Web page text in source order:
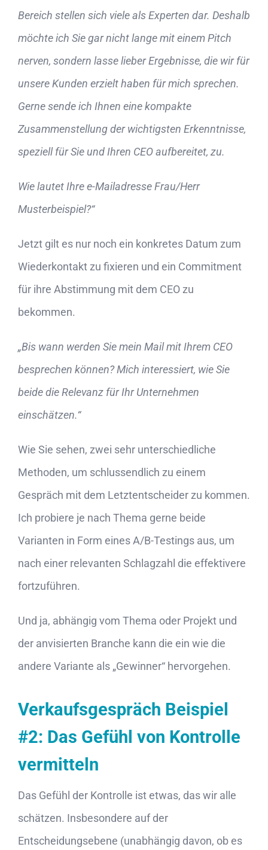
Bereich stellen sich viele als Experten dar. Deshalb
möchte ich Sie gar nicht lange mit einem Pitch
nerven, sondern lasse lieber Ergebnisse, die wir für
unsere Kunden erzielt haben für mich sprechen.
Gerne sende ich Ihnen eine kompakte
Zusammenstellung der wichtigsten Erkenntnisse,
speziell für Sie und Ihren CEO aufbereitet, zu.
Wie lautet Ihre e-Mailadresse Frau/Herr
Musterbeispiel?“
Jetzt gilt es nur noch ein konkretes Datum zum
Wiederkontakt zu fixieren und ein Commitment
für ihre Abstimmung mit dem CEO zu
bekommen.
„Bis wann werden Sie mein Mail mit Ihrem CEO
besprechen können? Mich interessiert, wie Sie
beide die Relevanz für Ihr Unternehmen
einschätzen.“
Wie Sie sehen, zwei sehr unterschiedliche
Methoden, um schlussendlich zu einem
Gespräch mit dem Letztentscheider zu kommen.
Ich probiere je nach Thema gerne beide
Varianten in Form eines A/B-Testings aus, um
nach einer relevanten Schlagzahl die effektivere
fortzuführen.
Und ja, abhängig vom Thema oder Projekt und
der anvisierten Branche kann die ein wie die
andere Variante als „Gewinner“ hervorgehen.
Verkaufsgespräch Beispiel
#2: Das Gefühl von Kontrolle
vermitteln
Das Gefühl der Kontrolle ist etwas, das wir alle
schätzen. Insbesondere auf der
Entscheidungsebene (unabhängig davon, ob es